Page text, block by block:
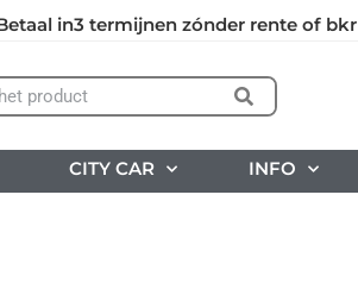
in3 termijnen zónder rente of bkr
CITY CAR INFO